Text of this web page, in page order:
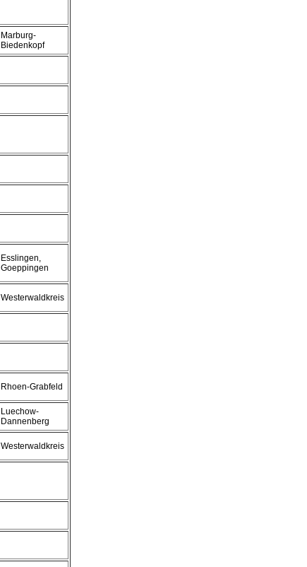
Marburg-
Biedenkopf
Esslingen,
Goeppingen
Westerwaldkreis
Rhoen-Grabfeld
Luechow-
Dannenberg
Westerwaldkreis